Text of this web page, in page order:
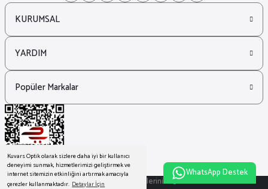
Kuvars Optik olarak sizlere daha iyi bir kullanıcı
deneyimi sunmak, hizmetlerimizi geliştirmek ve
internet sitemizin etkinliğini artırmak amacıyla
çerezler kullanmaktadır. Detaylar İçin
KURUMSAL
YARDIM
Popüler Markalar
© Tüm Hakları Saklıdır. Kredi kartı bilgileriniz 256bit SSL sertifikası ile
WhatsApp Destek